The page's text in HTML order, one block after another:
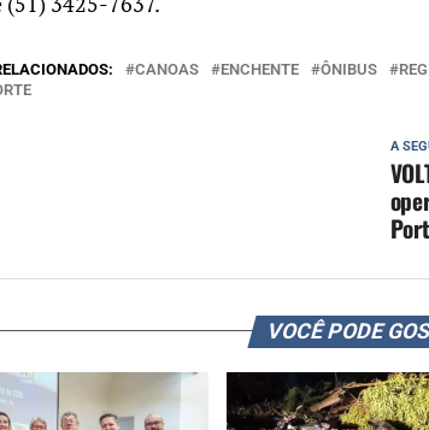
CANOAS ENCHENTE ÔNIBUS
A
VOCÊ PODE